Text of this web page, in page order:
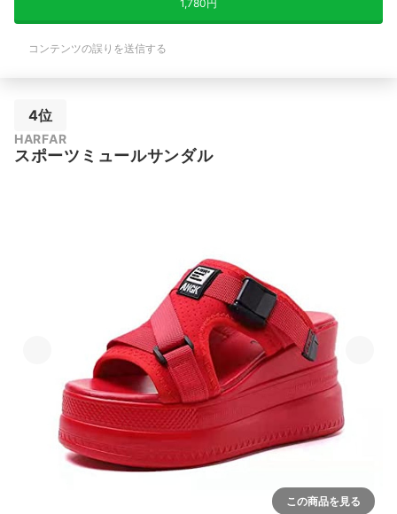
1,780円
コンテンツの誤りを送信する
4位
HARFAR
スポーツミュールサンダル
この商品を見る